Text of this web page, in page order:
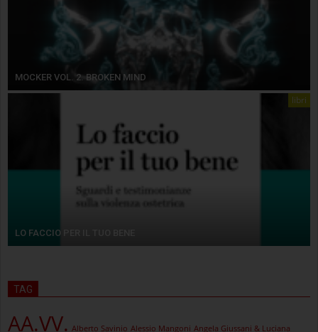
MOCKER VOL. 2. BROKEN MIND
libri
LO FACCIO PER IL TUO BENE
TAG
AA.VV. Alberto Savinio Alessio Mangoni Angela Giussani & Luciana